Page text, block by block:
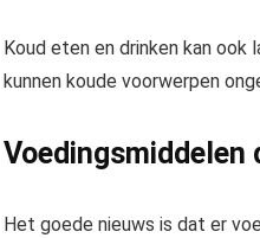
Koud eten en drinken kan
kunnen koude voorwerpen
Het goede nieuws is dat er